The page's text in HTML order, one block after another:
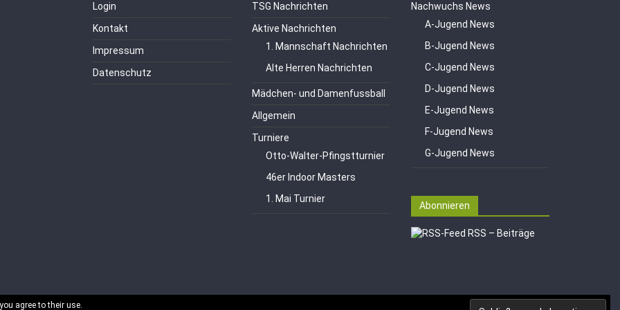
Login
Kontakt
Impressum
Datenschutz
TSG Nachrichten
Aktive Nachrichten
1. Mannschaft Nachrichten
Alte Herren Nachrichten
Mädchen- und Damenfussball
Allgemein
Turniere
Otto-Walter-Pfingstturnier
46er Indoor Masters
1. Mai Turnier
Nachwuchs News
A-Jugend News
B-Jugend News
C-Jugend News
D-Jugend News
E-Jugend News
F-Jugend News
G-Jugend News
Abonnieren
RSS – Beiträge
agree to their use.